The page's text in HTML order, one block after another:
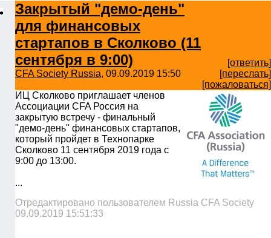
Закрытый "демо-день"
для финансовых
стартапов в Сколково (11
сентября в 9:00)
CFA Society Russia, 09.09.2019 15:50
[ответить]
[переслать]
[пожаловаться]
ИЦ Сколково приглашает членов
Ассоциации CFA Россия на
закрытую встречу - финальный
"демо-день" финансовых стартапов,
который пройдет в Технопарке
Сколково 11 сентября 2019 года с
9:00 до 13:00.
...
Отредактировано пользователем Russia CFA Society
09.09.2019 15:51:33